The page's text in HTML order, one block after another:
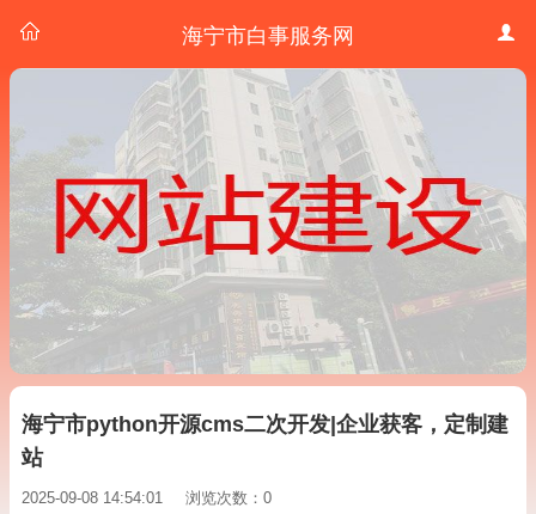
海宁市白事服务网
海宁市python开源cms二次开发|企业获客，定制建
站
2025-09-08 14:54:01 浏览次数：0